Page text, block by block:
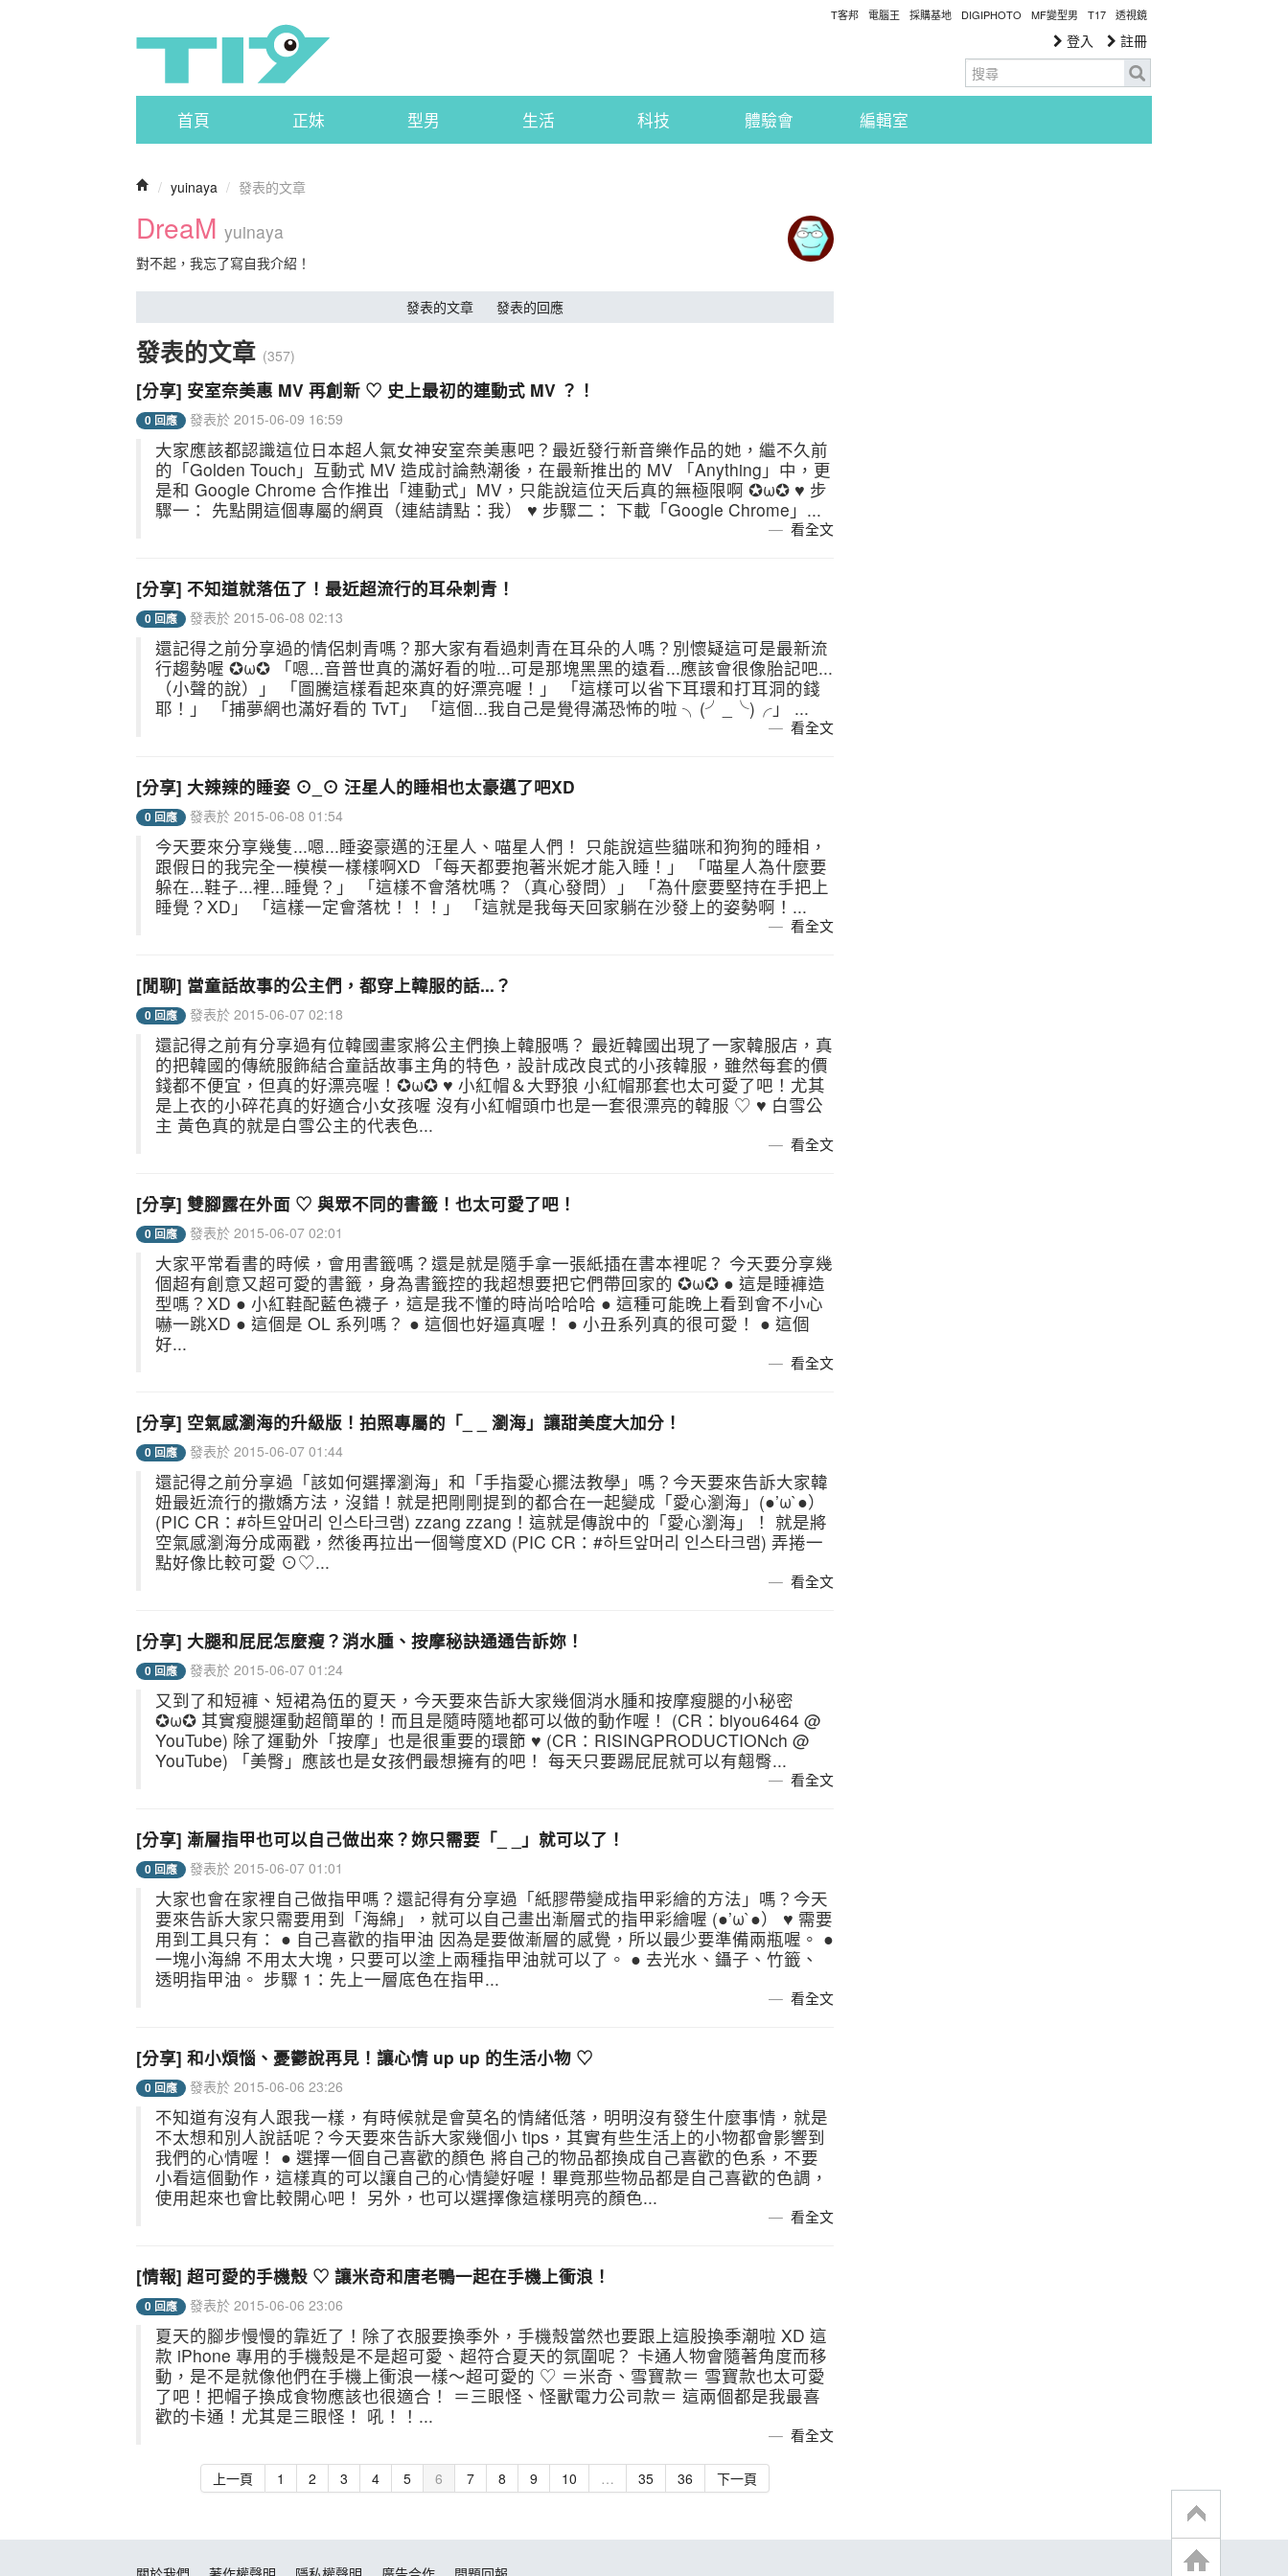
T客邦 電腦王 採購基地 DIGIPHOTO MF變型男 T17 透視鏡
登入 註冊
首頁 正妹 型男 生活 科技 體驗會 編輯室
/ yuinaya / 發表的文章
DreaM yuinaya
對不起，我忘了寫自我介紹！
發表的文章 發表的回應
發表的文章 (357)
[分享] 安室奈美惠 MV 再創新 ♡ 史上最初的連動式 MV ？！
0 回應 發表於 2015-06-09 16:59
大家應該都認識這位日本超人氣女神安室奈美惠吧？最近發行新音樂作品的她，繼不久前
的「Golden Touch」互動式 MV 造成討論熱潮後，在最新推出的 MV 「Anything」中，更
是和 Google Chrome 合作推出「連動式」MV，只能說這位天后真的無極限啊 ✪ω✪ ♥ 步
驟一： 先點開這個專屬的網頁（連結請點：我） ♥ 步驟二： 下載「Google Chrome」...
看全文
[分享] 不知道就落伍了！最近超流行的耳朵刺青！
0 回應 發表於 2015-06-08 02:13
還記得之前分享過的情侶刺青嗎？那大家有看過刺青在耳朵的人嗎？別懷疑這可是最新流
行趨勢喔 ✪ω✪ 「嗯...音普世真的滿好看的啦...可是那塊黑黑的遠看...應該會很像胎記吧...
（小聲的說）」 「圖騰這樣看起來真的好漂亮喔！」 「這樣可以省下耳環和打耳洞的錢
耶！」 「捕夢網也滿好看的 TvT」 「這個...我自己是覺得滿恐怖的啦 ╮(╯_╰)╭」 ...
看全文
[分享] 大辣辣的睡姿 ⊙_⊙ 汪星人的睡相也太豪邁了吧XD
0 回應 發表於 2015-06-08 01:54
今天要來分享幾隻...嗯...睡姿豪邁的汪星人、喵星人們！ 只能說這些貓咪和狗狗的睡相，
跟假日的我完全一模模一樣樣啊XD 「每天都要抱著米妮才能入睡！」 「喵星人為什麼要
躲在...鞋子...裡...睡覺？」 「這樣不會落枕嗎？（真心發問）」 「為什麼要堅持在手把上
睡覺？XD」 「這樣一定會落枕！！！」 「這就是我每天回家躺在沙發上的姿勢啊！...
看全文
[閒聊] 當童話故事的公主們，都穿上韓服的話...？
0 回應 發表於 2015-06-07 02:18
還記得之前有分享過有位韓國畫家將公主們換上韓服嗎？ 最近韓國出現了一家韓服店，真
的把韓國的傳統服飾結合童話故事主角的特色，設計成改良式的小孩韓服，雖然每套的價
錢都不便宜，但真的好漂亮喔！✪ω✪ ♥ 小紅帽＆大野狼 小紅帽那套也太可愛了吧！尤其
是上衣的小碎花真的好適合小女孩喔 沒有小紅帽頭巾也是一套很漂亮的韓服 ♡ ♥ 白雪公
主 黃色真的就是白雪公主的代表色...
看全文
[分享] 雙腳露在外面 ♡ 與眾不同的書籤！也太可愛了吧！
0 回應 發表於 2015-06-07 02:01
大家平常看書的時候，會用書籤嗎？還是就是隨手拿一張紙插在書本裡呢？ 今天要分享幾
個超有創意又超可愛的書籤，身為書籤控的我超想要把它們帶回家的 ✪ω✪ ● 這是睡褲造
型嗎？XD ● 小紅鞋配藍色襪子，這是我不懂的時尚哈哈哈 ● 這種可能晚上看到會不小心
嚇一跳XD ● 這個是 OL 系列嗎？ ● 這個也好逼真喔！ ● 小丑系列真的很可愛！ ● 這個
好...
看全文
[分享] 空氣感瀏海的升級版！拍照專屬的「_ _ 瀏海」讓甜美度大加分！
0 回應 發表於 2015-06-07 01:44
還記得之前分享過「該如何選擇瀏海」和「手指愛心擺法教學」嗎？今天要來告訴大家韓
妞最近流行的撒嬌方法，沒錯！就是把剛剛提到的都合在一起變成「愛心瀏海」(●’ω`●）
(PIC CR：#하트앞머리 인스타크램) zzang zzang！這就是傳說中的「愛心瀏海」！ 就是將
空氣感瀏海分成兩戳，然後再拉出一個彎度XD (PIC CR：#하트앞머리 인스타크램) 弄捲一
點好像比較可愛 ⊙♡...
看全文
[分享] 大腿和屁屁怎麼瘦？消水腫、按摩秘訣通通告訴妳！
0 回應 發表於 2015-06-07 01:24
又到了和短褲、短裙為伍的夏天，今天要來告訴大家幾個消水腫和按摩瘦腿的小秘密
✪ω✪ 其實瘦腿運動超簡單的！而且是隨時隨地都可以做的動作喔！ (CR：biyou6464 @
YouTube) 除了運動外「按摩」也是很重要的環節 ♥ (CR：RISINGPRODUCTIONch @
YouTube) 「美臀」應該也是女孩們最想擁有的吧！ 每天只要踢屁屁就可以有翹臀...
看全文
[分享] 漸層指甲也可以自己做出來？妳只需要「_ _」就可以了！
0 回應 發表於 2015-06-07 01:01
大家也會在家裡自己做指甲嗎？還記得有分享過「紙膠帶變成指甲彩繪的方法」嗎？今天
要來告訴大家只需要用到「海綿」，就可以自己畫出漸層式的指甲彩繪喔 (●’ω`●） ♥ 需要
用到工具只有： ● 自己喜歡的指甲油 因為是要做漸層的感覺，所以最少要準備兩瓶喔。 ●
一塊小海綿 不用太大塊，只要可以塗上兩種指甲油就可以了。 ● 去光水、鑷子、竹籤、
透明指甲油。 步驟 1：先上一層底色在指甲...
看全文
[分享] 和小煩惱、憂鬱說再見！讓心情 up up 的生活小物 ♡
0 回應 發表於 2015-06-06 23:26
不知道有沒有人跟我一樣，有時候就是會莫名的情緒低落，明明沒有發生什麼事情，就是
不太想和別人說話呢？今天要來告訴大家幾個小 tips，其實有些生活上的小物都會影響到
我們的心情喔！ ● 選擇一個自己喜歡的顏色 將自己的物品都換成自己喜歡的色系，不要
小看這個動作，這樣真的可以讓自己的心情變好喔！畢竟那些物品都是自己喜歡的色調，
使用起來也會比較開心吧！ 另外，也可以選擇像這樣明亮的顏色...
看全文
[情報] 超可愛的手機殼 ♡ 讓米奇和唐老鴨一起在手機上衝浪！
0 回應 發表於 2015-06-06 23:06
夏天的腳步慢慢的靠近了！除了衣服要換季外，手機殼當然也要跟上這股換季潮啦 XD 這
款 iPhone 專用的手機殼是不是超可愛、超符合夏天的氛圍呢？ 卡通人物會隨著角度而移
動，是不是就像他們在手機上衝浪一樣～超可愛的 ♡ ＝米奇、雪寶款＝ 雪寶款也太可愛
了吧！把帽子換成食物應該也很適合！ ＝三眼怪、怪獸電力公司款＝ 這兩個都是我最喜
歡的卡通！尤其是三眼怪！ 吼！！...
看全文
上一頁 1 2 3 4 5 6 7 8 9 10 … 35 36 下一頁